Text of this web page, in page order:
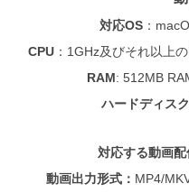
対応OS ：
CPU： 1GHz及びそれ以上
RAM: 512MB
ハードディス
対応する動画配
動画出力形式： MP4/